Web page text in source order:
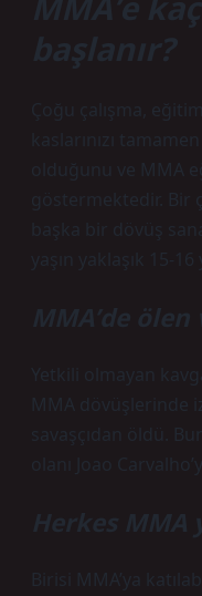
başlanır?
Çoğu çalışma,
kaslarınızı
olduğunu ve MMA
göstermektedir. Bir
başka bir dövüş
yaşın yaklaşık 15-
MMA’de ölen
Yetkili olmayan
MMA dövüşlerinde
savaşçıdan öldü.
olanı Joao
Herkes
Birisi MMA’ya